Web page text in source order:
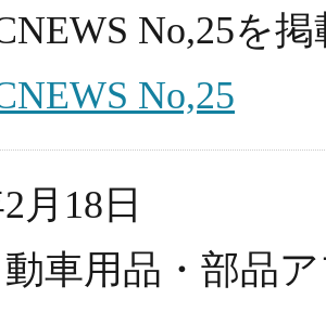
No,25を
No,25
月18日
動車用品・部品